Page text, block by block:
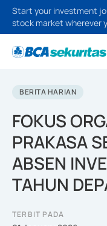
Start your investment
stock market wherever
BERITA HARIAN
FOKUS
PRAKASA
ABSEN
TAHUN
TERBIT PADA